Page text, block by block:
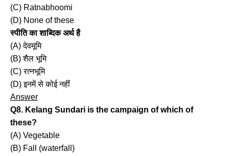
(C) Ratnabhoomi
(D) None of these
स्पीति का शाब्दिक अर्थ है
(A) देवमूमि
(B) शैल भूमि
(C) रत्नभूमि
(D) इनमें से कोई नहीं
Answer
Q8. Kelang Sundari is the campaign of which of
these?
(A) Vegetable
(B) Fall (waterfall)